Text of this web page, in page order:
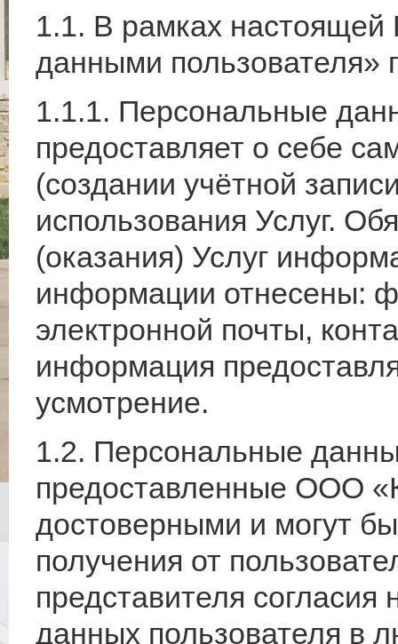
1.1. В рамках
данными пользователя»
1.1.1. Персональные
предоставляет о себе
(создании учётной
использования Услуг.
(оказания) Услуг
информации отнесены:
электронной почты,
информация
усмотрение.
1.2. Персональные
предоставленные ООО
достоверными и могут
получения от
представителя
данных пользователя в